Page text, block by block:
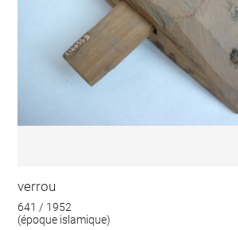
verrou
641 / 1952
(époque islamique)